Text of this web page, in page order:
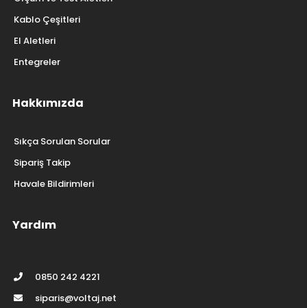
Kablo Çeşitleri
El Aletleri
Entegreler
Hakkımızda
Sıkça Sorulan Sorular
Sipariş Takip
Havale Bildirimleri
Yardım
0850 242 4221
siparis@voltaj.net